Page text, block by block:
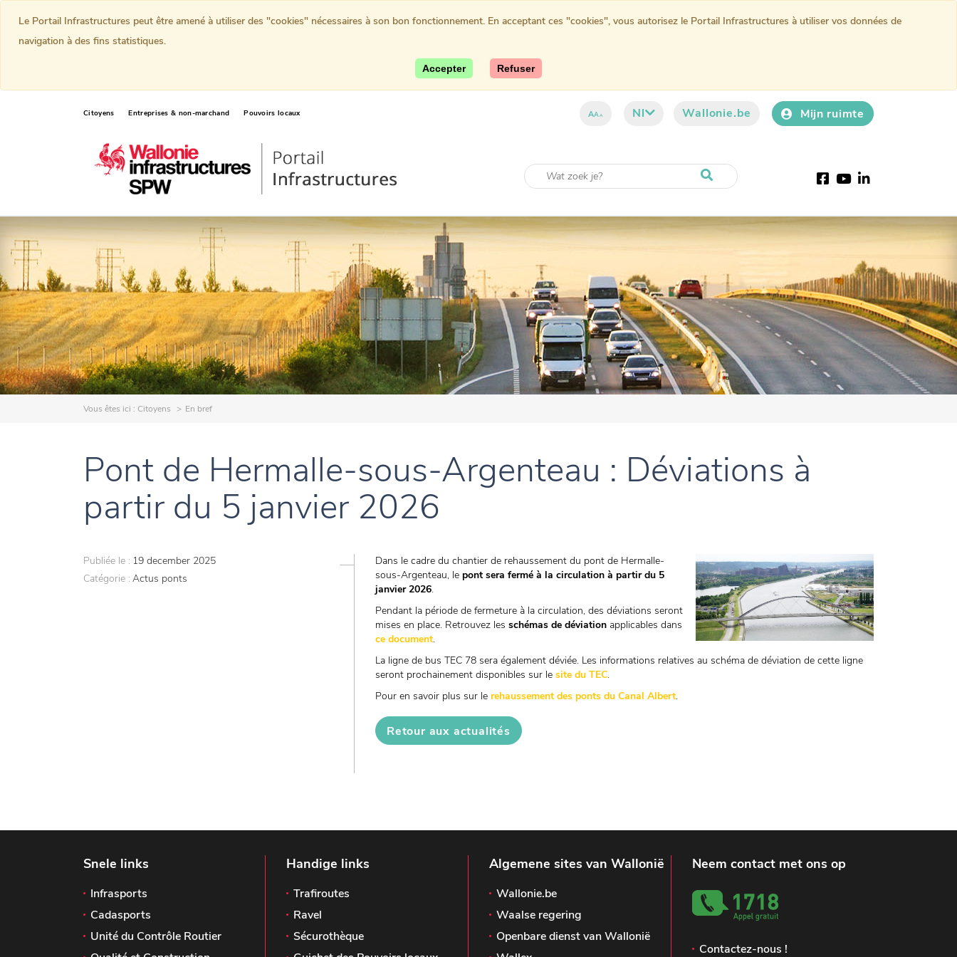
Citoyens Entreprises & non-marchand Pouvoirs locaux AAA Nl Wallonie.be Mijn ruimte
Facebook
YouTube
LinkedIn
Vous êtes ici : Citoyens En bref
Pont de Hermalle-sous-Argenteau : Déviations à
partir du 5 janvier 2026
Publiée le : 19 december 2025
Catégorie : Actus ponts
Dans le cadre du chantier de rehaussement du pont de Hermalle-
sous-Argenteau, le pont sera fermé à la circulation à partir du 5
janvier 2026.
Pendant la période de fermeture à la circulation, des déviations seront
mises en place. Retrouvez les schémas de déviation applicables dans
ce document.
La ligne de bus TEC 78 sera également déviée. Les informations relatives au schéma de déviation de cette ligne
seront prochainement disponibles sur le site du TEC.
Pour en savoir plus sur le rehaussement des ponts du Canal Albert.
Retour aux actualités
Snele links
Infrasports
Cadasports
Unité du Contrôle Routier
Handige links
Trafiroutes
Ravel
Sécurothèque
Algemene sites van Wallonië
Wallonie.be
Waalse regering
Openbare dienst van Wallonië
Neem contact met ons op
Contactez-nous !
Le Portail Infrastructures peut être amené à utiliser des "cookies" nécessaires à son bon fonctionnement. En acceptant ces "cookies", vous autorisez le Portail Infrastructures à utiliser vos données de
navigation à des fins statistiques.
Accepter Refuser